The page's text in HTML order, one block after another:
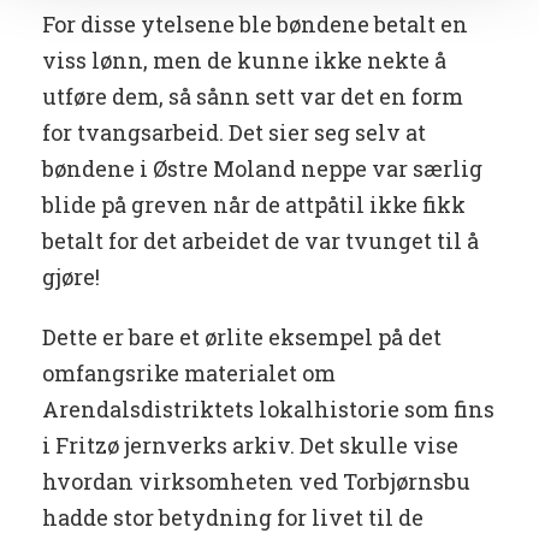
For disse ytelsene ble bøndene betalt en
viss lønn, men de kunne ikke nekte å
utføre dem, så sånn sett var det en form
for tvangsarbeid. Det sier seg selv at
bøndene i Østre Moland neppe var særlig
blide på greven når de attpåtil ikke fikk
betalt for det arbeidet de var tvunget til å
gjøre!
Dette er bare et ørlite eksempel på det
omfangsrike materialet om
Arendalsdistriktets lokalhistorie som fins
i Fritzø jernverks arkiv. Det skulle vise
hvordan virksomheten ved Torbjørnsbu
hadde stor betydning for livet til de